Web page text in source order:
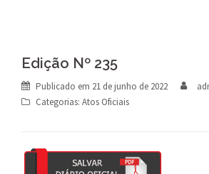
Edição Nº 235
Publicado em 21 de junho de 2022
Categorias: Atos Oficiais